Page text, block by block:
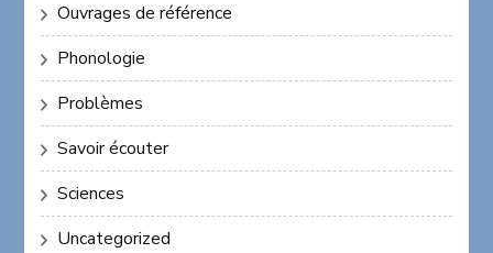
Ouvrages de référence
Phonologie
Problèmes
Savoir écouter
Sciences
Uncategorized